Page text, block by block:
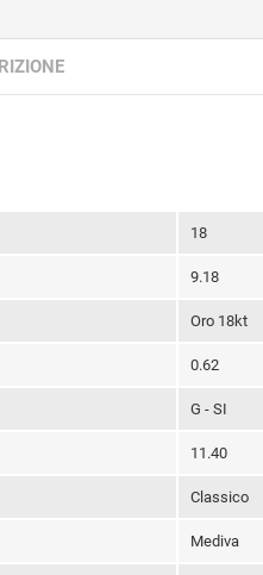
18
9.18
Oro 18kt
0.62
G - SI
11.40
Classico
Mediva